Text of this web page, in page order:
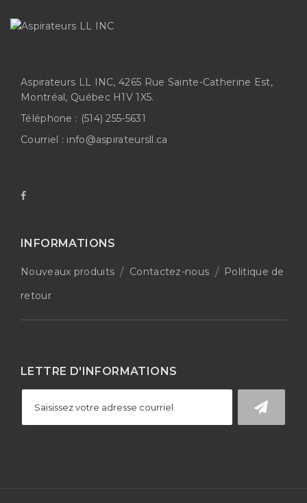
Aspirateurs LL INC, 4265 Rue Sainte-Catherine Est,
Montréal, Québec H1V 1X5.
Téléphone : (514) 255-5631
Courriel : info@aspirateursll.ca
INFORMATIONS
Nouveaux produits Contactez-nous
Politique de
retour
LETTRE D'INFORMATIONS